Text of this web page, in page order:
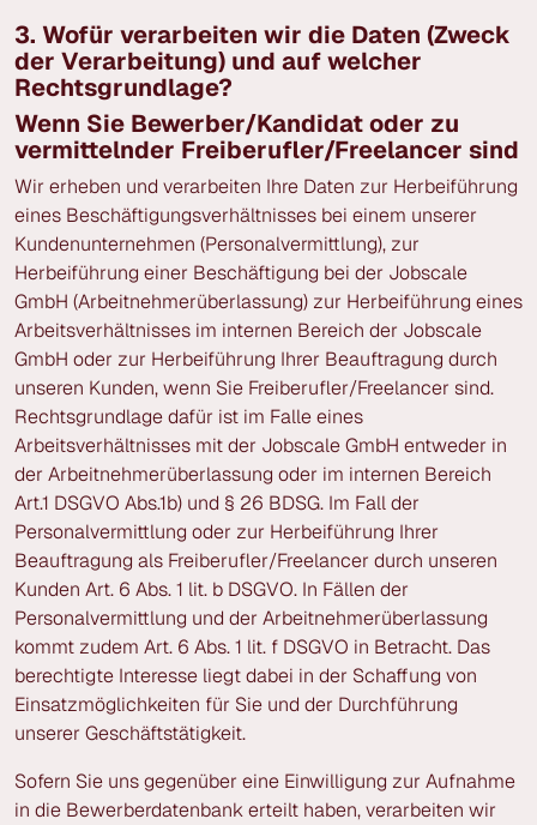
3. Wofür verarbeiten wir die Daten (Zweck
der Verarbeitung) und auf welcher
Rechtsgrundlage?
Wenn Sie Bewerber/Kandidat oder zu
vermittelnder Freiberufler/Freelancer sind
Wir erheben und verarbeiten Ihre Daten zur Herbeiführung
eines Beschäftigungsverhältnisses bei einem unserer
Kundenunternehmen (Personalvermittlung), zur
Herbeiführung einer Beschäftigung bei der Jobscale
GmbH (Arbeitnehmerüberlassung) zur Herbeiführung eines
Arbeitsverhältnisses im internen Bereich der Jobscale
GmbH oder zur Herbeiführung Ihrer Beauftragung durch
unseren Kunden, wenn Sie Freiberufler/Freelancer sind.
Rechtsgrundlage dafür ist im Falle eines
Arbeitsverhältnisses mit der Jobscale GmbH entweder in
der Arbeitnehmerüberlassung oder im internen Bereich
Art.1 DSGVO Abs.1b) und § 26 BDSG. Im Fall der
Personalvermittlung oder zur Herbeiführung Ihrer
Beauftragung als Freiberufler/Freelancer durch unseren
Kunden Art. 6 Abs. 1 lit. b DSGVO. In Fällen der
Personalvermittlung und der Arbeitnehmerüberlassung
kommt zudem Art. 6 Abs. 1 lit. f DSGVO in Betracht. Das
berechtigte Interesse liegt dabei in der Schaffung von
Einsatzmöglichkeiten für Sie und der Durchführung
unserer Geschäftstätigkeit.
Sofern Sie uns gegenüber eine Einwilligung zur Aufnahme
in die Bewerberdatenbank erteilt haben, verarbeiten wir